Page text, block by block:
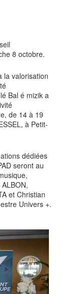
8 octobre.
la valorisation
Bal é mizik a
de 14 à 19
à Petit-
dédiées
seront au
et Christian
Univers +.